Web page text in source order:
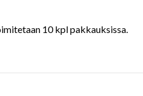
10 kpl pakkauksissa.